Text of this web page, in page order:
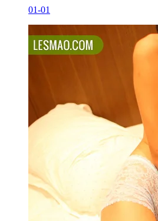
01-01